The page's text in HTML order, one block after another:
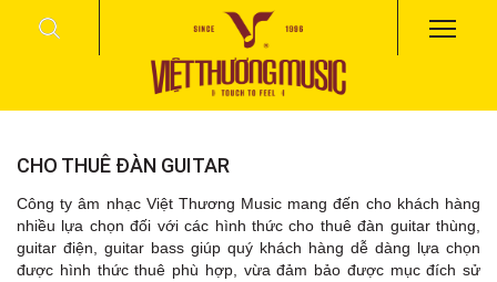
CHO THUÊ ĐÀN GUITAR
Công ty âm nhạc Việt Thương Music mang đến cho khách hàng
nhiều lựa chọn đối với các hình thức cho thuê đàn guitar thùng,
guitar điện, guitar bass giúp quý khách hàng dễ dàng lựa chọn
được hình thức thuê phù hợp, vừa đảm bảo được mục đích sử